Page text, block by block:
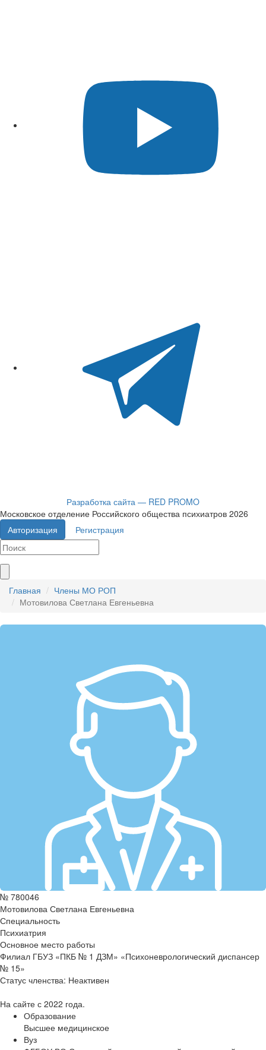
Разработка сайта — RED PROMO
Московское отделение Российского общества психиатров 2026
Авторизация
Регистрация
Главная
Члены МО РОП
Мотовилова Светлана Евгеньевна
№ 780046
Мотовилова Светлана Евгеньевна
Специальность
Психиатрия
Основное место работы
Филиал ГБУЗ «ПКБ № 1 ДЗМ» «Психоневрологический диспансер
№ 15»
Статус членства: Неактивен
На сайте с 2022 года.
Образование
Высшее медицинское
Вуз